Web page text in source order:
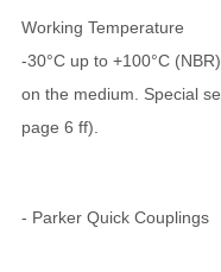
Working Temperature
-30°C up to +100°C
on the medium. Special
page 6 ff).
- Parker Quick Couplings